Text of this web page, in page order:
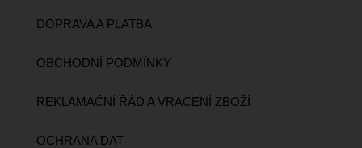
DOPRAVA A PLATBA
OBCHODNÍ PODMÍNKY
REKLAMAČNÍ ŘÁD A VRÁCENÍ ZBOŽÍ
OCHRANA DAT